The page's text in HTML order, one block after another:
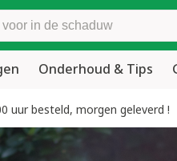
Onderhoud & Tips
uur besteld, morgen geleverd !